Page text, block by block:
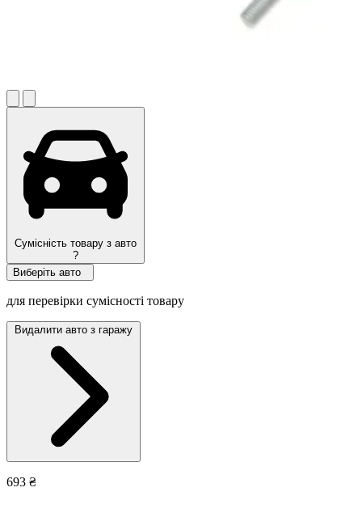
Сумісність товару з авто
?
Виберіть авто
для перевірки сумісності товару
Видалити авто з гаражу
693 ₴